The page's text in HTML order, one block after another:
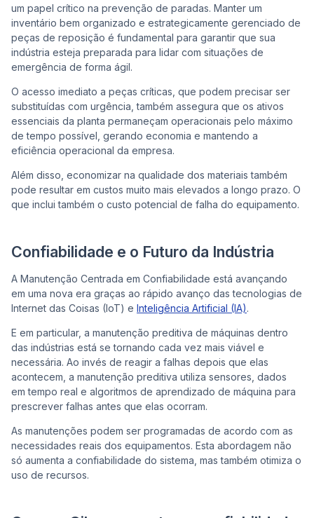
um papel crítico na prevenção de paradas. Manter um
inventário bem organizado e estrategicamente gerenciado de
peças de reposição é fundamental para garantir que sua
indústria esteja preparada para lidar com situações de
emergência de forma ágil.
O acesso imediato a peças críticas, que podem precisar ser
substituídas com urgência, também assegura que os ativos
essenciais da planta permaneçam operacionais pelo máximo
de tempo possível, gerando economia e mantendo a
eficiência operacional da empresa.
Além disso, economizar na qualidade dos materiais também
pode resultar em custos muito mais elevados a longo prazo. O
que inclui também o custo potencial de falha do equipamento.
Confiabilidade e o Futuro da Indústria
A Manutenção Centrada em Confiabilidade está avançando
em uma nova era graças ao rápido avanço das tecnologias de
Internet das Coisas (IoT) e Inteligência Artificial (IA).
E em particular, a manutenção preditiva de máquinas dentro
das indústrias está se tornando cada vez mais viável e
necessária. Ao invés de reagir a falhas depois que elas
acontecem, a manutenção preditiva utiliza sensores, dados
em tempo real e algoritmos de aprendizado de máquina para
prescrever falhas antes que elas ocorram.
As manutenções podem ser programadas de acordo com as
necessidades reais dos equipamentos. Esta abordagem não
só aumenta a confiabilidade do sistema, mas também otimiza o
uso de recursos.